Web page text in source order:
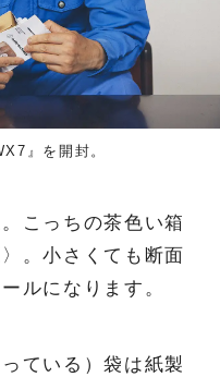
』を開封。
こっちの茶色い箱
。小さくても断面
ルになります。
ている）袋は紙製